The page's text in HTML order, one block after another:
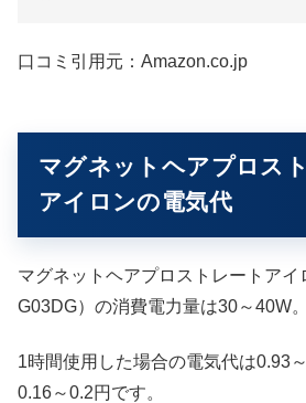
口コミ引用元：Amazon.co.jp
マグネットヘアプロス
アイロンの電気代
マグネットヘアプロストレートア
G03DG）の消費電力量は30～40W。
1時間使用した場合の電気代は0.93
0.16～0.2円です。